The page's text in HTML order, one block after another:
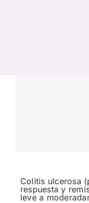
Colitis ulcerosa
respuesta y
leve a